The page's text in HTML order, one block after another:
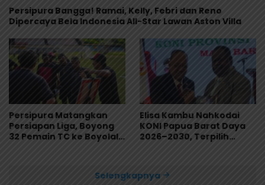
Persipura Bangga! Ramai, Kelly, Febri dan Reno
Dipercaya Bela Indonesia All-Star Lawan Aston Villa
Persipura Matangkan
Persiapan Liga, Boyong
32 Pemain TC ke Boyolali
Elisa Kambu Nahkodai
KONI Papua Barat Daya
2026–2030, Terpilih
Selengkapnya